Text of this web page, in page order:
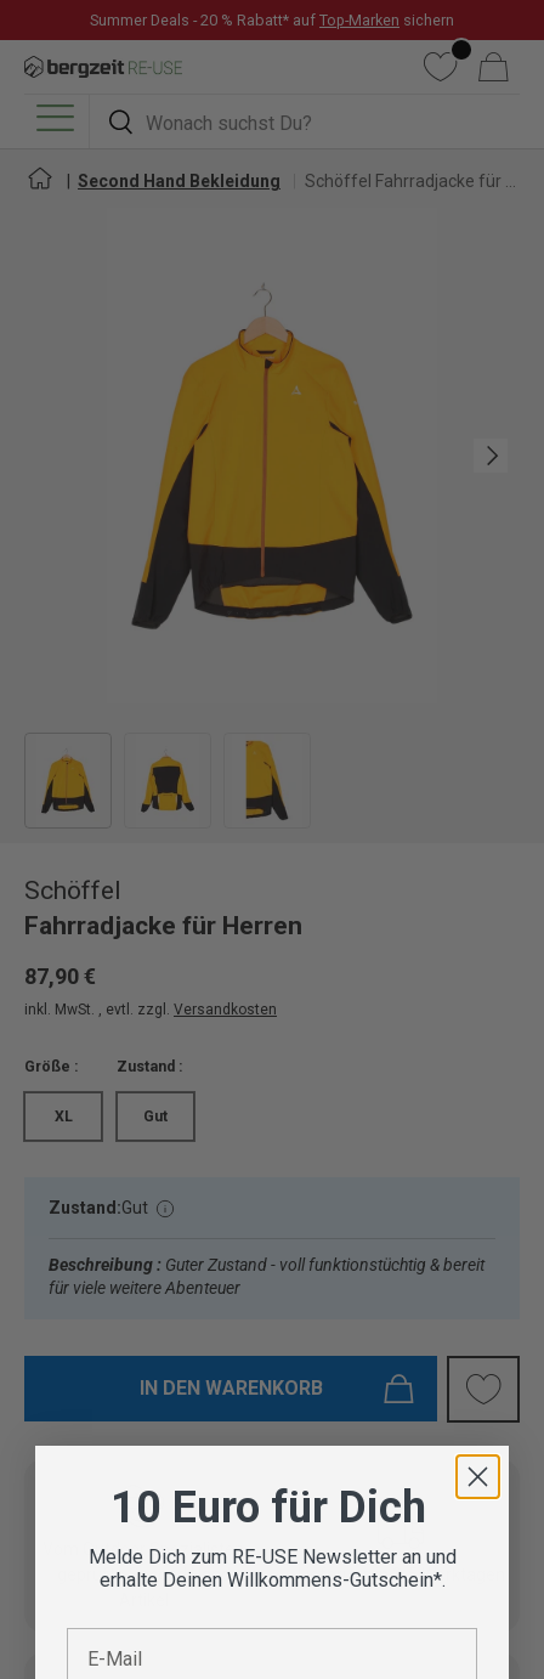
DIREKT ZUM INHALT
Summer Deals - 20 % Rabatt* auf Top-Marken sichern
Suchen
Suchen
WunschlisteWarenkorb
Menü
Second Hand Bekleidung
Nächste
Schöffel
Fahrradjacke für Herren
87,90 €
inkl. MwSt. , evtl. zzgl. Versandkosten
Größe :
XL
Zustand :
Gut
Zustand:Gut
Beschreibung : Guter Zustand - voll funktionstüchtig & bereit
für viele weitere Abenteuer
IN DEN WARENKORB
Vom Outdoor Spezialisten
geprüfte Second Hand
Lieferung in 3-5 Werktagen
10 Euro für Dich
Melde Dich zum RE-USE Newsletter an und
erhalte Deinen Willkommens-Gutschein*.